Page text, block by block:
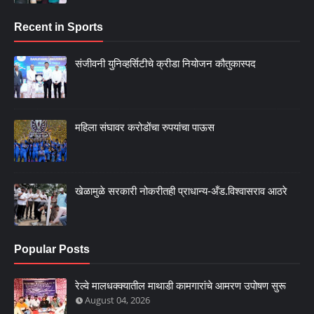
Recent in Sports
संजीवनी युनिव्हर्सिटीचे क्रीडा नियोजन कौतुकास्पद
महिला संघावर करोडोंचा रुपयांचा पाऊस
खेळामुळे सरकारी नोकरीतही प्राधान्य-अँड.विश्वासराव आठरे
Popular Posts
रेल्वे मालधक्क्यातील माथाडी कामगारांचे आमरण उपोषण सुरू
August 04, 2026